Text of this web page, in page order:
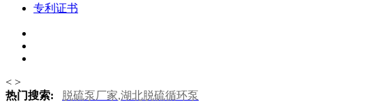
专利证书
< >
热门搜索:
脱硫泵厂家,湖北脱硫循环泵